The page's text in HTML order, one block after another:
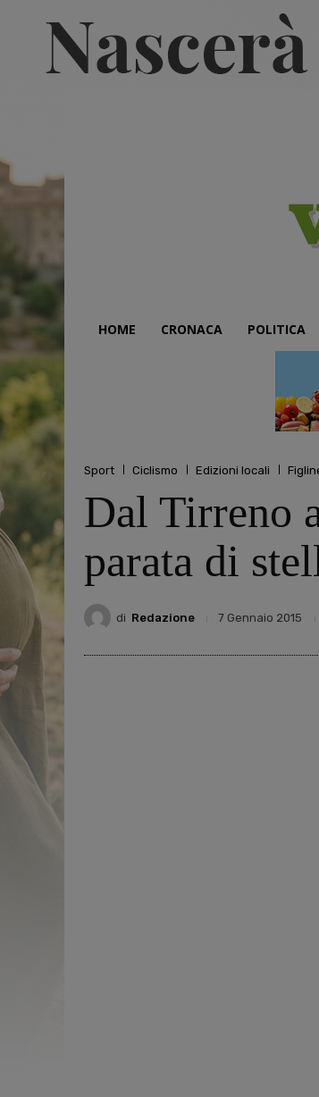
HOME CRONACA POLITICA
Sport Ciclismo Edizioni locali
Dal Tirreno
parata di
di Redazione 7 Gennaio 2015